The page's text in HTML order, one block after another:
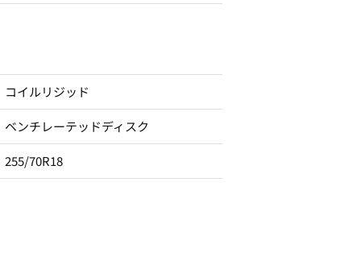
コイルリジッド
ベンチレーテッドディスク
255/70R18